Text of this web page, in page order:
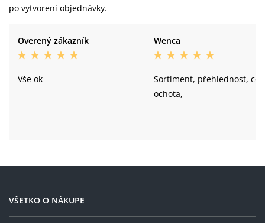
po vytvorení objednávky.
Overený zákazník
Vše ok
Wenca
Sortiment, přehlednost, cena,
ochota,
VŠETKO O NÁKUPE